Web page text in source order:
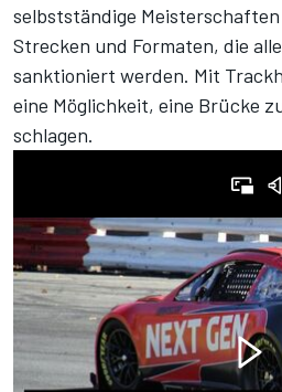
selbstständige
Strecken und Formaten, die alle
sanktioniert werden. Mit
eine Möglichkeit, eine Brücke
schlagen.